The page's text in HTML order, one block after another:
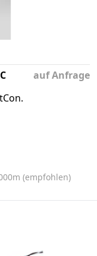
auf Anfrage
(empfohlen)